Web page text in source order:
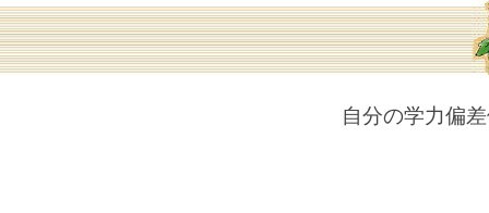
自分の学力偏